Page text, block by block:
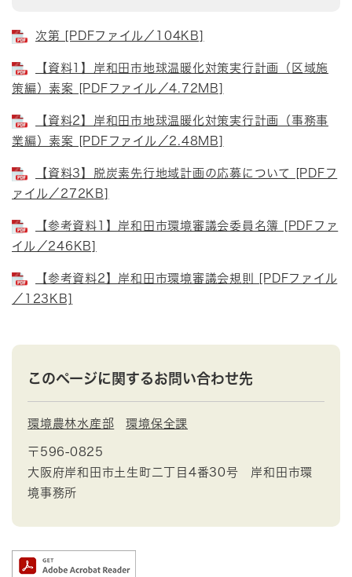
次第 [PDFファイル／104KB]
【資料1】岸和田市地球温暖化対策実行計画（区域施
策編）素案 [PDFファイル／4.72MB]
【資料2】岸和田市地球温暖化対策実行計画（事務事
業編）素案 [PDFファイル／2.48MB]
【資料3】脱炭素先行地域計画の応募について [PDFフ
ァイル／272KB]
【参考資料1】岸和田市環境審議会委員名簿 [PDFファ
イル／246KB]
【参考資料2】岸和田市環境審議会規則 [PDFファイル
／123KB]
このページに関するお問い合わせ先
環境農林水産部 環境保全課
〒596-0825
大阪府岸和田市土生町二丁目4番30号 岸和田市環
境事務所